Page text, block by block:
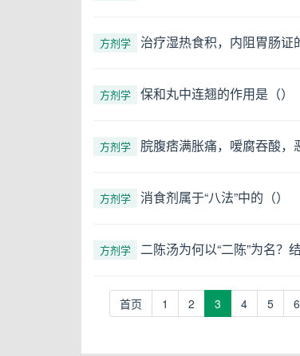
方剂学 治疗湿热食积，内阻胃肠证
方剂学 保和丸中连翘的作用是（）
方剂学 脘腹痞满胀痛，嗳腐吞酸，
方剂学 消食剂属于“八法”中的（）
方剂学 二陈汤为何以“二陈”为名？
首页 1 2 3 (current)
4 5 6